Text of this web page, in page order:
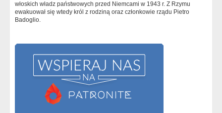
włoskich władz państwowych przed Niemcami w 1943 r. Z Rzymu
ewakuował się wtedy król z rodziną oraz członkowie rządu Pietro
Badoglio.